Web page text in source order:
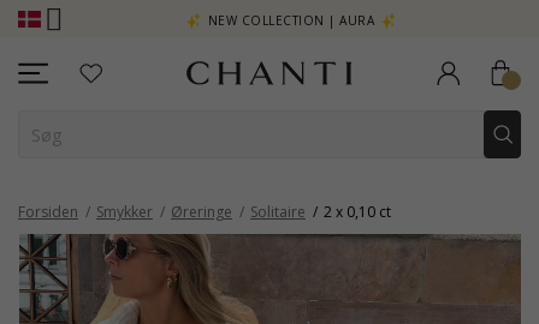
- KLIK HER NEW COLLECTION | AURA
Forsiden Smykker Øreringe Solitaire 2 x 0,10 ct